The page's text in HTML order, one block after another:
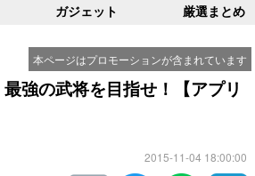
ガジェット 厳選まとめ
本ページはプロモーションが含まれています
強の武将を目指せ！【アプリ
2015-11-04 18:00:00